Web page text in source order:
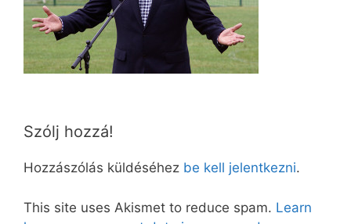
Szólj hozzá!
Hozzászólás küldéséhez be kell jelentkezni.
This site uses Akismet to reduce spam. Learn